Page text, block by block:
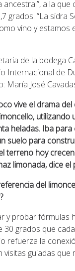
ancestral”, a la
grados. “La sidra
vino y estamos
de la bodega
Internacional de
María José
vive el drama
utilizando
heladas. Iba
suelo para
terreno hoy
limonada, dice el
del
y probar fórmulas
30 grados que
refuerza la
guiadas que